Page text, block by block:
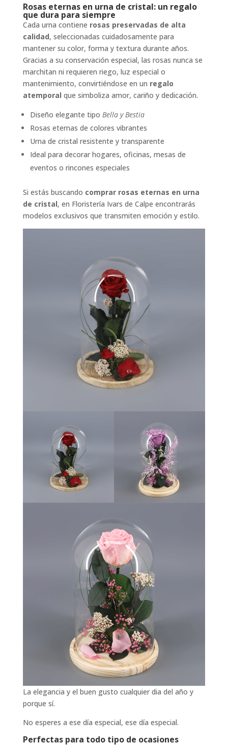
Rosas eternas en urna de cristal: un regalo
que dura para siempre
Cada urna contiene rosas preservadas de alta
calidad, seleccionadas cuidadosamente para
mantener su color, forma y textura durante años.
Gracias a su conservación especial, las rosas nunca se
marchitan ni requieren riego, luz especial o
mantenimiento, convirtiéndose en un regalo
atemporal que simboliza amor, cariño y dedicación.
Diseño elegante tipo Bella y Bestia
Rosas eternas de colores vibrantes
Urna de cristal resistente y transparente
Ideal para decorar hogares, oficinas, mesas de
eventos o rincones especiales
Si estás buscando comprar rosas eternas en urna
de cristal, en Floristería Ivars de Calpe encontrarás
modelos exclusivos que transmiten emoción y estilo.
La elegancia y el buen gusto cualquier dia del año y
porque sí.
No esperes a ese día especial, ese día especial.
Perfectas para todo tipo de ocasiones